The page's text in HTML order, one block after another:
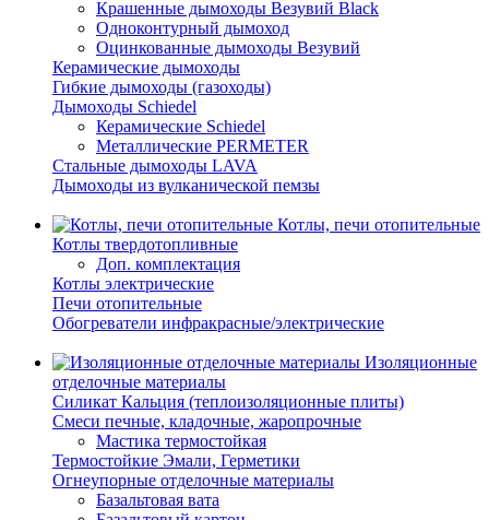
Крашенные дымоходы Везувий Black
Одноконтурный дымоход
Оцинкованные дымоходы Везувий
Керамические дымоходы
Гибкие дымоходы (газоходы)
Дымоходы Schiedel
Керамические Schiedel
Металлические PERMETER
Стальные дымоходы LAVA
Дымоходы из вулканической пемзы
Котлы, печи отопительные
Котлы твердотопливные
Доп. комплектация
Котлы электрические
Печи отопительные
Обогреватели инфракрасные/электрические
Изоляционные
отделочные материалы
Силикат Кальция (теплоизоляционные плиты)
Смеси печные, кладочные, жаропрочные
Мастика термостойкая
Термостойкие Эмали, Герметики
Огнеупорные отделочные материалы
Базальтовая вата